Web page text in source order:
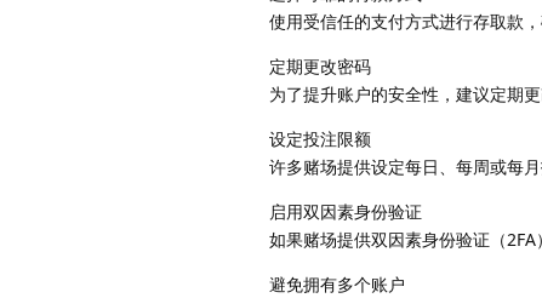
使用受信任的支付方式进行存取款
定期更改密码
为了提升账户的安全性，建议定期
设定投注限额
许多赌场提供设定每日、每周或每
启用双因素身份验证
如果赌场提供双因素身份验证（
避免拥有多个账户